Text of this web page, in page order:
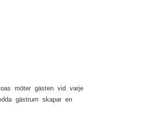
möter gästen vid varje
gästrum skapar en